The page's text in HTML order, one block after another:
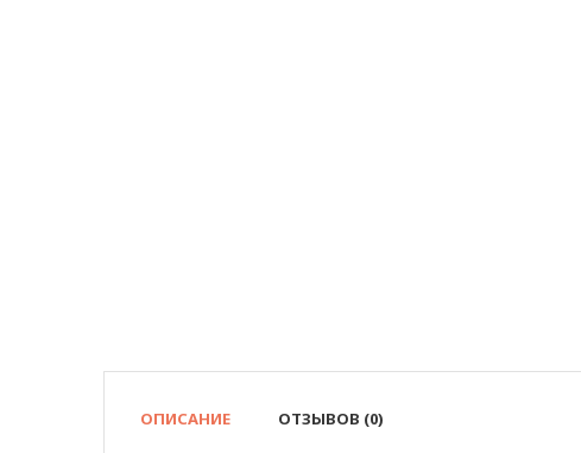
ОПИСАНИЕ ОТЗЫВОВ (0)